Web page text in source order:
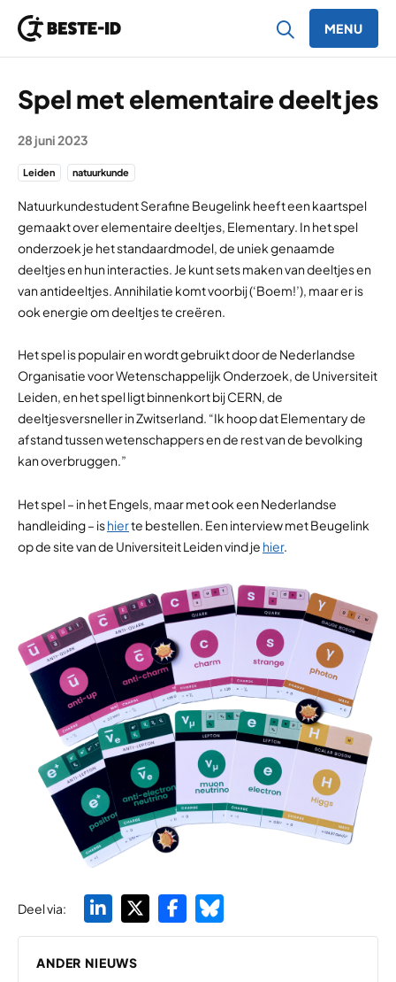
MENU
Spel met elementaire deeltjes
28 juni 2023
Leiden natuurkunde
Natuurkundestudent Serafine Beugelink heeft een kaartspel
gemaakt over elementaire deeltjes, Elementary. In het spel
onderzoek je het standaardmodel, de uniek genaamde
deeltjes en hun interacties. Je kunt sets maken van deeltjes en
van antideeltjes. Annihilatie komt voorbij (‘Boem!’), maar er is
ook energie om deeltjes te creëren.
Het spel is populair en wordt gebruikt door de Nederlandse
Organisatie voor Wetenschappelijk Onderzoek, de Universiteit
Leiden, en het spel ligt binnenkort bij CERN, de
deeltjesversneller in Zwitserland. “Ik hoop dat Elementary de
afstand tussen wetenschappers en de rest van de bevolking
kan overbruggen.”
Het spel – in het Engels, maar met ook een Nederlandse
handleiding – ishierte bestellen. Een interview met Beugelink
op de site van de Universiteit Leiden vind je hier.
Deel via:
ANDER NIEUWS